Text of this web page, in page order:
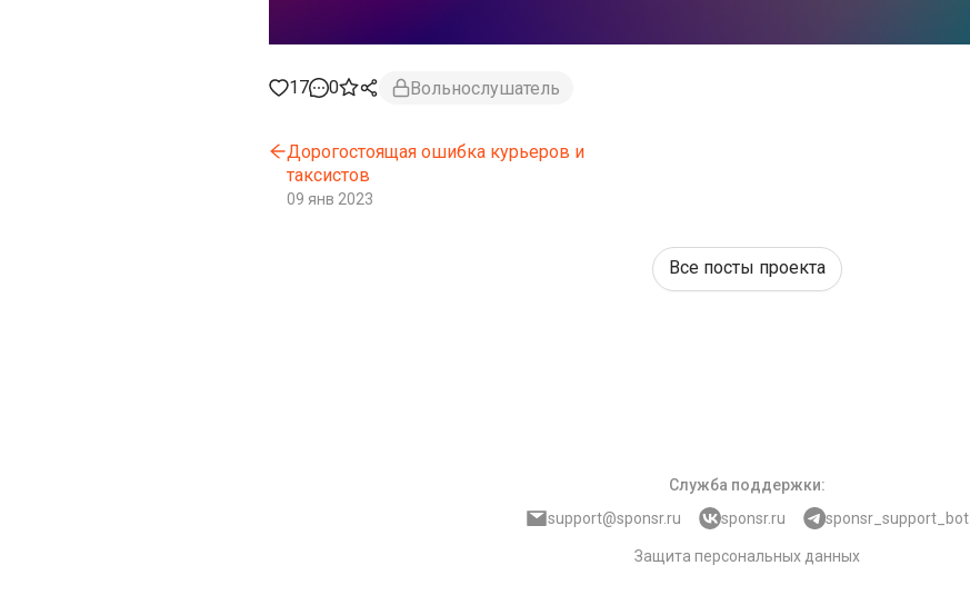
17 0 Вольнослушатель
Дорогостоящая ошибка курьеров и
таксистов
09 янв 2023
Все посты проекта
Служба поддержки:
support@sponsr.ru
sponsr.ru sponsr_support_bot
Защита персональных данных